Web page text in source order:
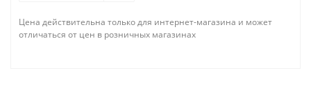
Цена действительна только для интернет-магазина и может
отличаться от цен в розничных магазинах